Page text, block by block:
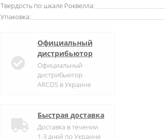
Твердость по шкале Роквелла:
Упаковка:
Официальный
дистрибьютор
Официальный
дистрибьютор
ARCOS в Украине
Быстрая доставка
Доставка в течении
1-3 дней по Украине